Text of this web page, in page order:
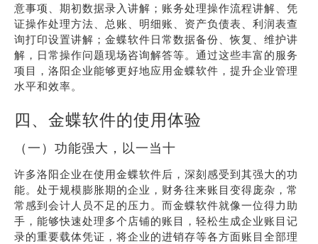
意事项、期初数据录入讲解；账务处理操作流程讲解、凭
证操作处理方法、总账、明细账、资产负债表、利润表查
询打印设置讲解；金蝶软件日常数据备份、恢复、维护讲
解，日常操作问题现场咨询解答等。通过这些丰富的服务
项目，洛阳企业能够更好地应用金蝶软件，提升企业管理
水平和效率。
四、金蝶软件的使用体验
（一）功能强大，以一当十
许多洛阳企业在使用金蝶软件后，深刻感受到其强大的功
能。处于规模膨胀期的企业，财务往来账目变得庞杂，常
常感到会计人员不足的压力。而金蝶软件就像一位得力助
手，能够快速处理多个店铺的账目，轻松生成企业账目记
录的重要载体凭证，将企业的进销存等各方面账目全部理